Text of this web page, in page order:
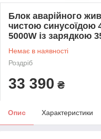
Блок аварійного
чистою синусоїдою
5000W із зарядкою
Немає в наявності
Роздріб
33 390 ₴
Опис Характеристики